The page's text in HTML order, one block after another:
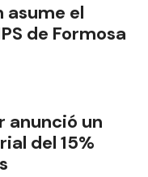
asume el
de Formosa
anunció un
del 15%